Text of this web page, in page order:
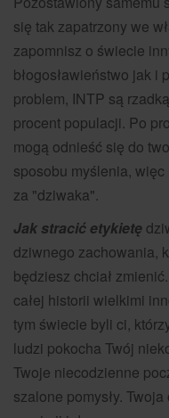
się tak zapatrzony we
zapomnisz o świecie
błogosławieństwo jak i
problem, INTP są
procent populacji. Po
mogą odnieść się do
sposobu myślenia,
za "dziwaka".
Jak stracić etykietę
dziwnego zachowania,
będziesz chciał
całej historii wielkimi
tym świecie byli ci,
ludzi pokocha Twój
Twoje niecodzienne
szalone pomysły.